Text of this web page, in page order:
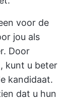
voor de
jou als
Door
kunt u beter
kandidaat.
dat u hun